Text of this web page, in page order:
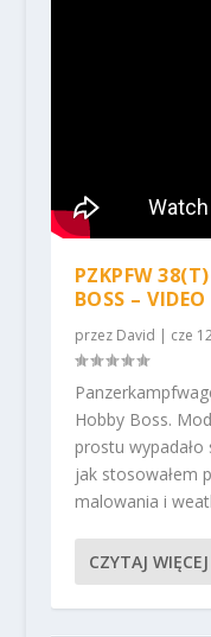
PZKPFW
BOSS –
przez David | cze
Hobby Boss.
prostu
jak stosowałem
malowania i
CZYTAJ WIĘCEJ